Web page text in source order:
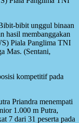
bibit unggul binaan
hasil membanggakan
Piala Panglima TNI
Mas. (Sentani,
kompetitif pada
Priandra menempati
1.000 m Putra,
7 dari 31 peserta pada